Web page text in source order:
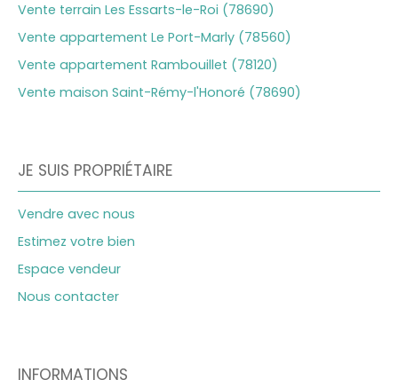
Vente terrain Les Essarts-le-Roi (78690)
Vente appartement Le Port-Marly (78560)
Vente appartement Rambouillet (78120)
Vente maison Saint-Rémy-l'Honoré (78690)
JE SUIS PROPRIÉTAIRE
Vendre avec nous
Estimez votre bien
Espace vendeur
Nous contacter
INFORMATIONS